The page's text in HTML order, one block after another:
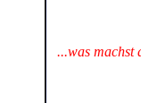
...was machst